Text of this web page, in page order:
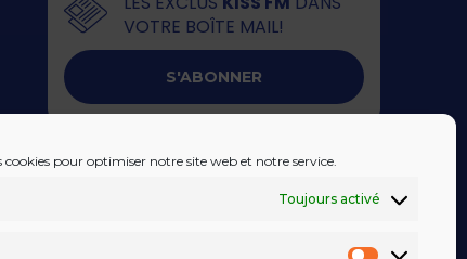
cookies pour optimiser notre site web et notre service.
Toujours activé
VOTRE BOÎTE MAIL!
S'ABONNER